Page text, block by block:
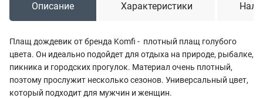
Описание Характеристики
Плащ дождевик от бренда Komfi - плотный плащ голубого
цвета. Он идеально подойдет для отдыха на природе, рыбалке,
пикника и городских прогулок. Материал очень плотный,
поэтому прослужит несколько сезонов. Универсальный цвет,
который подходит для мужчин и женщин.